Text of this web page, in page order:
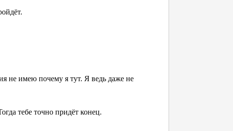
не имею почему я тут. Я ведь даже не
тебе точно придёт конец.